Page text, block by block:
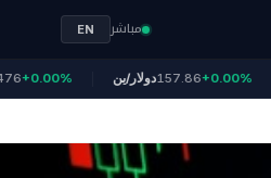
مباشر EN
دولار/ين157.86+0.00%